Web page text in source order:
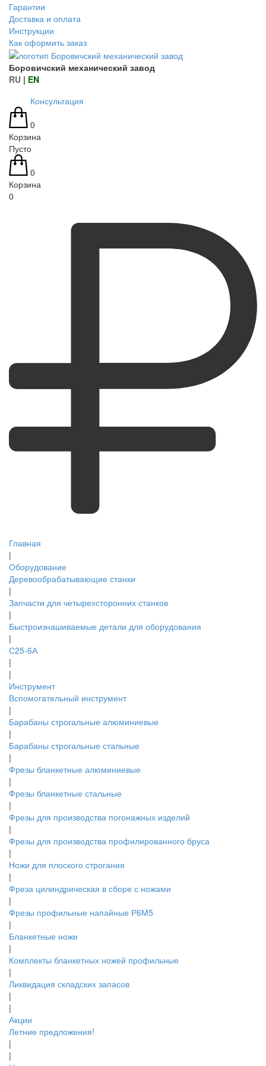
Гарантии
Доставка и оплата
Инструкции
Как оформить заказ
Боровичский механический завод
RU | EN
Консультация
0
Корзина
Пусто
0
Корзина
0
Главная
|
Оборудование
Деревообрабатывающие станки
|
Запчасти для четырехсторонних станков
|
Быстроизнашиваемые детали для оборудования
|
С25-6А
|
|
Инструмент
Вспомогательный инструмент
|
Барабаны строгальные алюминиевые
|
Барабаны строгальные стальные
|
Фрезы бланкетные алюминиевые
|
Фрезы бланкетные стальные
|
Фрезы для производства погонажных изделий
|
Фрезы для производства профилированного бруса
|
Ножи для плоского строгания
|
Фреза цилиндрическая в сборе с ножами
|
Фрезы профильные напайные Р6М5
|
Бланкетные ножи
|
Комплекты бланкетных ножей профильные
|
Ликвидация складских запасов
|
|
Акции
Летние предложения!
|
|